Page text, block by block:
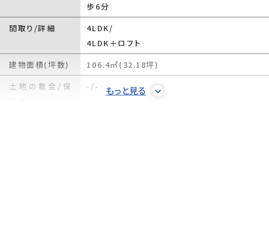
もっと見る
歩6分
間取り/詳細
4LDK/
4LDK＋ロフト
建物面積(坪数)
106.4㎡(32.18坪)
土地の敷金/保
-/-